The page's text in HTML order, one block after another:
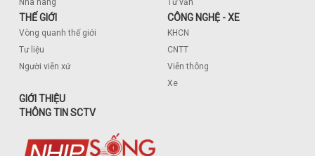
THẾ GIỚI
Vòng quanh thế giới
Tư liệu
Người viễn xứ
CÔNG NGHỆ - XE
KHCN
CNTT
Viễn thông
Xe
GIỚI THIỆU
THÔNG TIN SCTV